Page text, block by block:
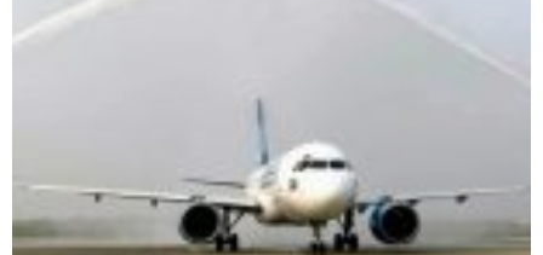
नेपालगन्जमा ग्यास लुकाएको आरोपमा अनुगमन टोलीले एक
किराना पसललाई ५० हजार जरिवाना,